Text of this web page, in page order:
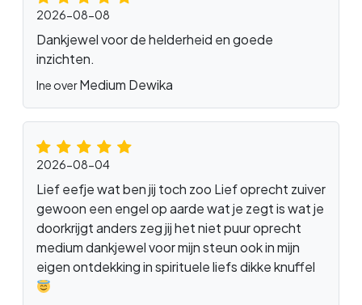
2026-08-08
Dankjewel voor de helderheid en goede
inzichten.
Ine overMedium Dewika
2026-08-04
Lief eefje wat ben jij toch zoo Lief oprecht zuiver
gewoon een engel op aarde wat je zegt is wat je
doorkrijgt anders zeg jij het niet puur oprecht
medium dankjewel voor mijn steun ook in mijn
eigen ontdekking in spirituele liefs dikke knuffel